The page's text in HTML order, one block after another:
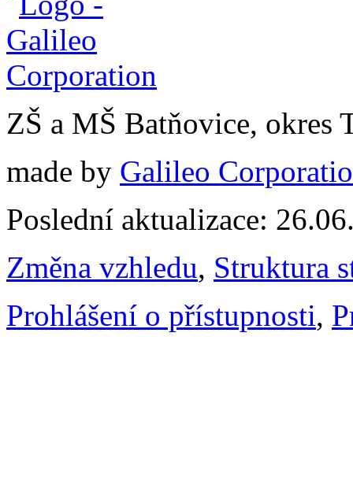
ZŠ a MŠ Batňovice, okres
made by Galileo
Poslední aktualizace:
Změna vzhledu, Struktura
Prohlášení o přístupnosti,